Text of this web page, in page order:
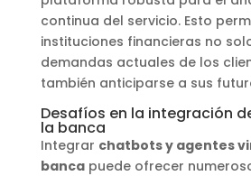
continua del servicio. Esto
instituciones financieras no
demandas actuales de los
también anticiparse a sus
Desafíos en la integración
la banca
Integrar chatbots y agentes
bancapuede ofrecer